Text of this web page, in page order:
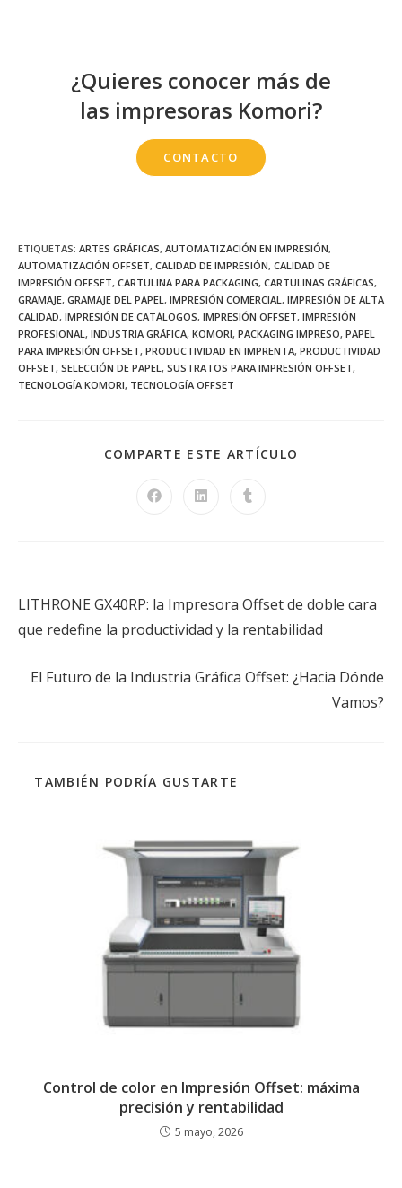
¿Quieres conocer más de
las impresoras Komori?
CONTACTO
ETIQUETAS: ARTES GRÁFICAS, AUTOMATIZACIÓN EN IMPRESIÓN,
AUTOMATIZACIÓN OFFSET, CALIDAD DE IMPRESIÓN, CALIDAD DE
IMPRESIÓN OFFSET, CARTULINA PARA PACKAGING, CARTULINAS GRÁFICAS,
GRAMAJE, GRAMAJE DEL PAPEL, IMPRESIÓN COMERCIAL, IMPRESIÓN DE ALTA
CALIDAD, IMPRESIÓN DE CATÁLOGOS, IMPRESIÓN OFFSET, IMPRESIÓN
PROFESIONAL, INDUSTRIA GRÁFICA, KOMORI, PACKAGING IMPRESO, PAPEL
PARA IMPRESIÓN OFFSET, PRODUCTIVIDAD EN IMPRENTA, PRODUCTIVIDAD
OFFSET, SELECCIÓN DE PAPEL, SUSTRATOS PARA IMPRESIÓN OFFSET,
TECNOLOGÍA KOMORI, TECNOLOGÍA OFFSET
COMPARTE ESTE ARTÍCULO
LITHRONE GX40RP: la Impresora Offset de doble cara
que redefine la productividad y la rentabilidad
El Futuro de la Industria Gráfica Offset: ¿Hacia Dónde
Vamos?
TAMBIÉN PODRÍA GUSTARTE
Control de color en Impresión Offset: máxima
precisión y rentabilidad
5 mayo, 2026